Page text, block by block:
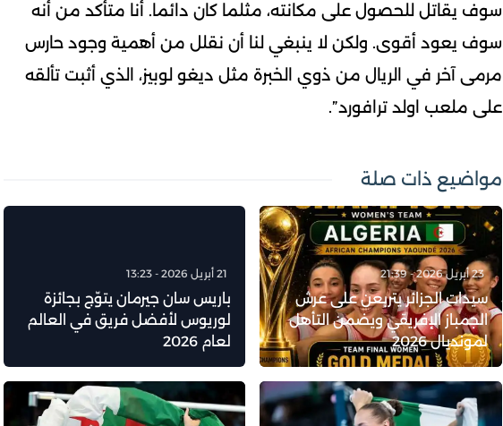
سوف يقاتل للحصول على مكانته، مثلما كان دائما. أنا متأكد من أنه
سوف يعود أقوى. ولكن لا ينبغي لنا أن نقلل من أهمية وجود حارس
مرمى آخر في الريال من ذوي الخبرة مثل ديغو لوبيز، الذي أثبت تألقه
على ملعب اولد ترافورد”.
مواضيع ذات صلة
23 أبريل 2026 - 21:39
سيدات الجزائر يتربعن على عرش
الجمباز الإفريقي ويضمن التأهل
لمونديال 2026
21 أبريل 2026 - 13:23
باريس سان جيرمان يتوّج بجائزة
لوريوس لأفضل فريق في العالم
لعام 2026